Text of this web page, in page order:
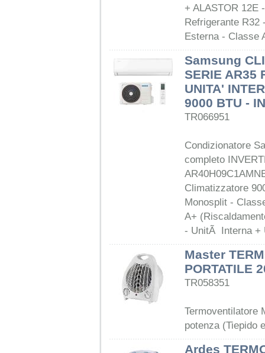
+ ALASTOR 12E
Refrigerante
Esterna - Classe
Samsung
SERIE AR35
UNITA'
9000 BTU -
TR066951
Condizionatore
completo
Climatizzatore
Monosplit -
A+
- UnitÃ Interna +
Master
PORTATILE
TR058351
Termoventilatore
potenza (Tiepido
Ardes